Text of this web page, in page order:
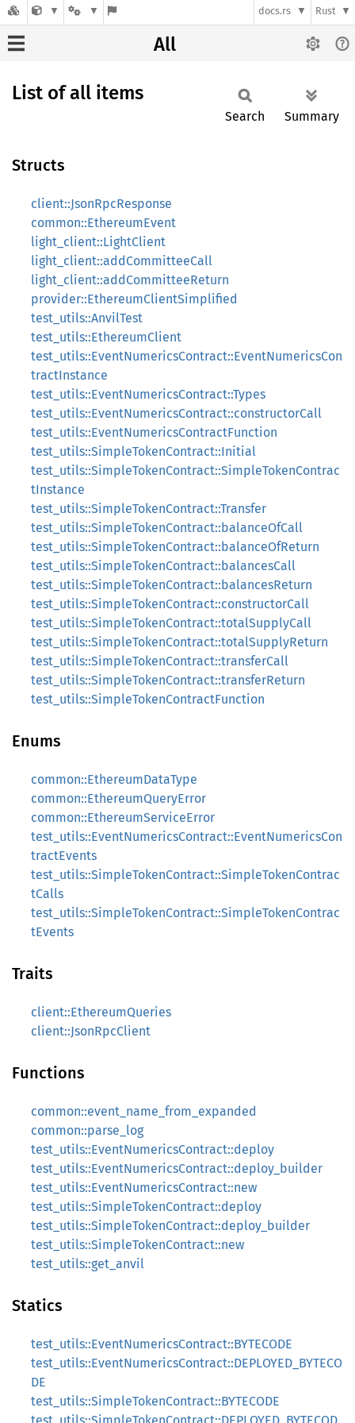
docs.rs Rust
All
List of all items
Search Summary
Structs
client::JsonRpcResponse
common::EthereumEvent
light_client::LightClient
light_client::addCommitteeCall
light_client::addCommitteeReturn
provider::EthereumClientSimplified
test_utils::AnvilTest
test_utils::EthereumClient
test_utils::EventNumericsContract::EventNumericsCon
tractInstance
test_utils::EventNumericsContract::Types
test_utils::EventNumericsContract::constructorCall
test_utils::EventNumericsContractFunction
test_utils::SimpleTokenContract::Initial
test_utils::SimpleTokenContract::SimpleTokenContrac
tInstance
test_utils::SimpleTokenContract::Transfer
test_utils::SimpleTokenContract::balanceOfCall
test_utils::SimpleTokenContract::balanceOfReturn
test_utils::SimpleTokenContract::balancesCall
test_utils::SimpleTokenContract::balancesReturn
test_utils::SimpleTokenContract::constructorCall
test_utils::SimpleTokenContract::totalSupplyCall
test_utils::SimpleTokenContract::totalSupplyReturn
test_utils::SimpleTokenContract::transferCall
test_utils::SimpleTokenContract::transferReturn
test_utils::SimpleTokenContractFunction
Enums
common::EthereumDataType
common::EthereumQueryError
common::EthereumServiceError
test_utils::EventNumericsContract::EventNumericsCon
tractEvents
test_utils::SimpleTokenContract::SimpleTokenContrac
tCalls
test_utils::SimpleTokenContract::SimpleTokenContrac
tEvents
Traits
client::EthereumQueries
client::JsonRpcClient
Functions
common::event_name_from_expanded
common::parse_log
test_utils::EventNumericsContract::deploy
test_utils::EventNumericsContract::deploy_builder
test_utils::EventNumericsContract::new
test_utils::SimpleTokenContract::deploy
test_utils::SimpleTokenContract::deploy_builder
test_utils::SimpleTokenContract::new
test_utils::get_anvil
Statics
test_utils::EventNumericsContract::BYTECODE
test_utils::EventNumericsContract::DEPLOYED_BYTECO
DE
test_utils::SimpleTokenContract::BYTECODE